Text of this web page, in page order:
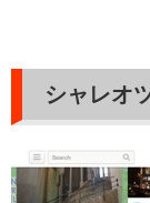
シャレオ